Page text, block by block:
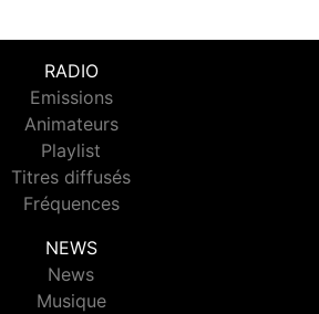
RADIO
Emissions
Animateurs
Playlist
Titres diffusés
Fréquences
NEWS
News
Musique